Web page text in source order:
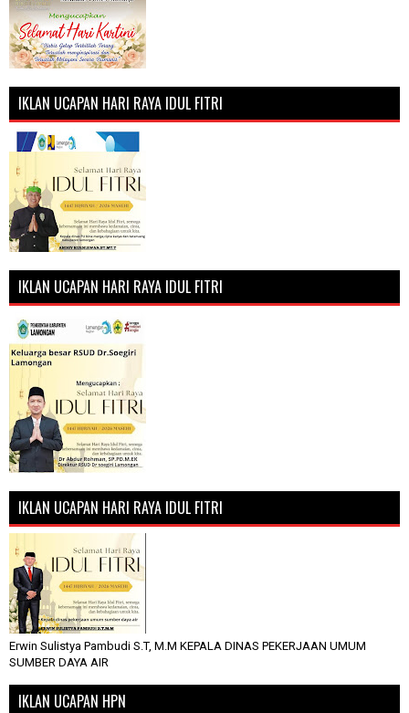
IKLAN UCAPAN HARI RAYA IDUL FITRI
IKLAN UCAPAN HARI RAYA IDUL FITRI
IKLAN UCAPAN HARI RAYA IDUL FITRI
Erwin Sulistya Pambudi S.T, M.M KEPALA DINAS PEKERJAAN UMUM
SUMBER DAYA AIR
IKLAN UCAPAN HPN